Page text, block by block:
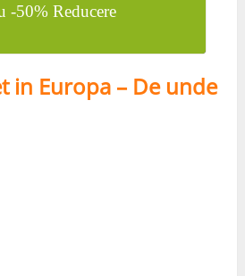
-50% Reducere
in Europa – De unde